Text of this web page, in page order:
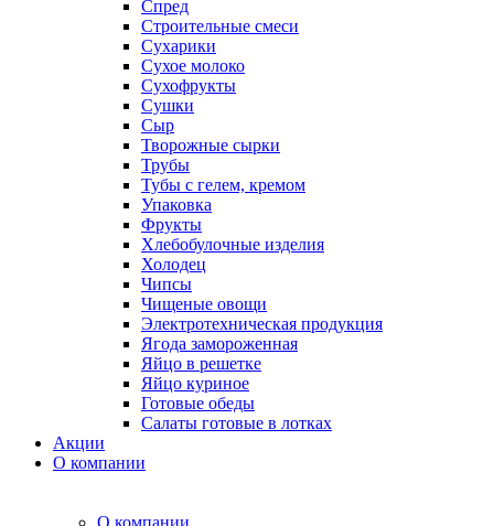
Спред
Строительные смеси
Сухарики
Сухое молоко
Сухофрукты
Сушки
Сыр
Творожные сырки
Трубы
Тубы с гелем, кремом
Упаковка
Фрукты
Хлебобулочные изделия
Холодец
Чипсы
Чищеные овощи
Электротехническая продукция
Ягода замороженная
Яйцо в решетке
Яйцо куриное
Готовые обеды
Салаты готовые в лотках
Акции
О компании
О компании